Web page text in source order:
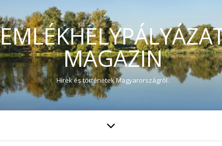
MAGAZIN
Hírek és történetek Magyarországról.